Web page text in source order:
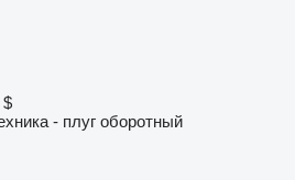
$
- плуг оборотный